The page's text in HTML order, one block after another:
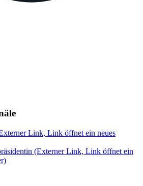
Link, Link öffnet ein neues
(Externer Link, Link öffnet ein